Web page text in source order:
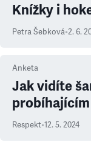
Knížky i
Petra Šebková•2. 6.
Anketa
Jak vidíte
Respekt•12. 5. 2024